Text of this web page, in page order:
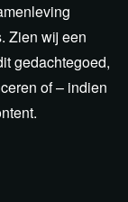
Zien wij een
gedachtegoed,
of – indien